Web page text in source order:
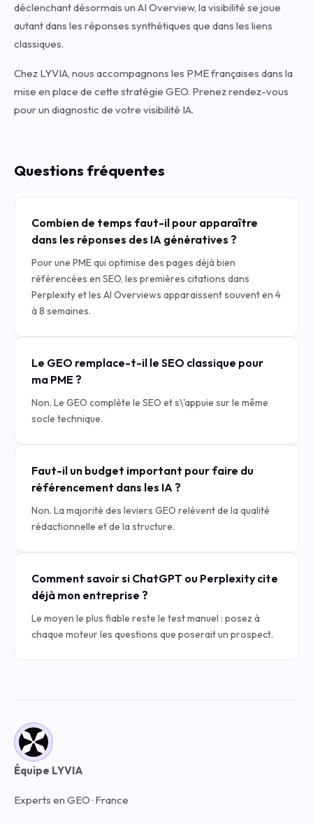
déclenchant désormais un AI Overview, la visibilité se joue
autant dans les réponses synthétiques que dans les liens
classiques.
Chez LYVIA, nous accompagnons les PME françaises dans la
mise en place de cette stratégie GEO. Prenez rendez-vous
pour un diagnostic de votre visibilité IA.
Questions fréquentes
Combien de temps faut-il pour apparaître
dans les réponses des IA génératives ?
Pour une PME qui optimise des pages déjà bien
référencées en SEO, les premières citations dans
Perplexity et les AI Overviews apparaissent souvent en 4
à 8 semaines.
Le GEO remplace-t-il le SEO classique pour
ma PME ?
Non. Le GEO complète le SEO et s\'appuie sur le même
socle technique.
Faut-il un budget important pour faire du
référencement dans les IA ?
Non. La majorité des leviers GEO relèvent de la qualité
rédactionnelle et de la structure.
Comment savoir si ChatGPT ou Perplexity cite
déjà mon entreprise ?
Le moyen le plus fiable reste le test manuel : posez à
chaque moteur les questions que poserait un prospect.
Équipe LYVIA
Experts en GEO · France